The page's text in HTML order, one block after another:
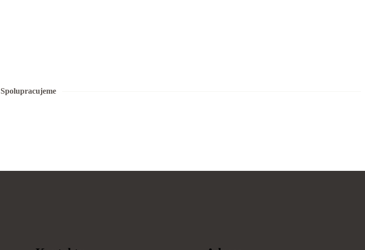
Spolupracujeme